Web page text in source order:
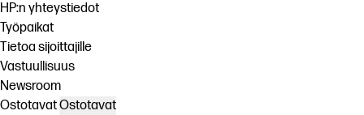
HP:n yhteystiedot
Työpaikat
Tietoa sijoittajille
Vastuullisuus
Newsroom
OstotavatOstotavat